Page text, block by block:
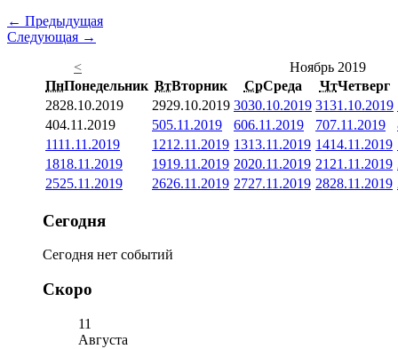
← Предыдущая
Следующая →
<
Ноябрь 2019
ПнПонедельник ВтВторник СрСреда ЧтЧетверг
2828.10.2019 2929.10.2019 3030.10.2019 3131.10.2019
404.11.2019 505.11.2019 606.11.2019 707.11.2019
1111.11.2019 1212.11.2019 1313.11.2019 1414.11.2019
1818.11.2019 1919.11.2019 2020.11.2019 21 21.11.2019
2525.11.2019 2626.11.2019 2727.11.2019 2828.11.2019
Сегодня
Сегодня нет событий
Скоро
11
Августа